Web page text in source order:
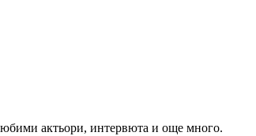
актьори, интервюта и още много.